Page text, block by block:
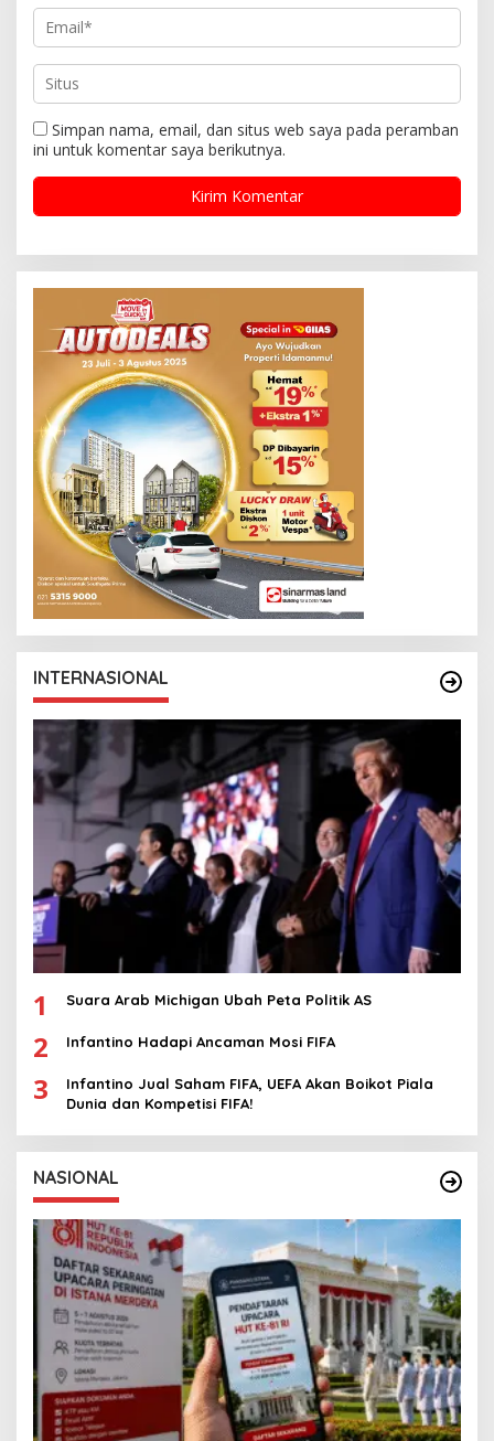
Simpan nama, email, dan situs web saya pada peramban
ini untuk komentar saya berikutnya.
INTERNASIONAL
1 Suara Arab Michigan Ubah Peta Politik AS
2 Infantino Hadapi Ancaman Mosi FIFA
3
Infantino Jual Saham FIFA, UEFA Akan Boikot Piala
Dunia dan Kompetisi FIFA!
NASIONAL